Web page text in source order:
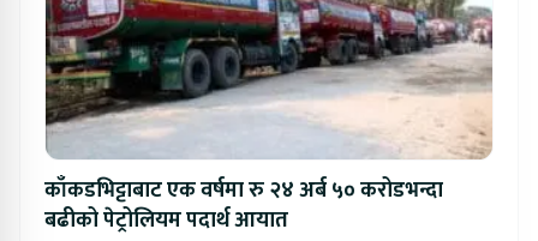
काँकडभिट्टाबाट एक वर्षमा रु २४ अर्ब ५० करोडभन्दा
बढीको पेट्रोलियम पदार्थ आयात